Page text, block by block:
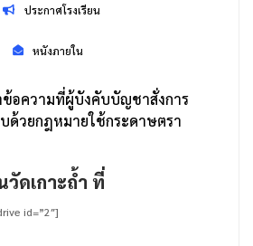
ประกาศโรงเรียน
หนังภายใน
ข้อความที่ผู้บังคับบัญชาสั่งการ
ด้วยกฎหมายใช้กระดาษตรา
วัดเกาะถ้ำ ที่
id=”2″]